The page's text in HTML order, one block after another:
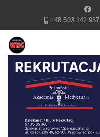
+48 503 142 937